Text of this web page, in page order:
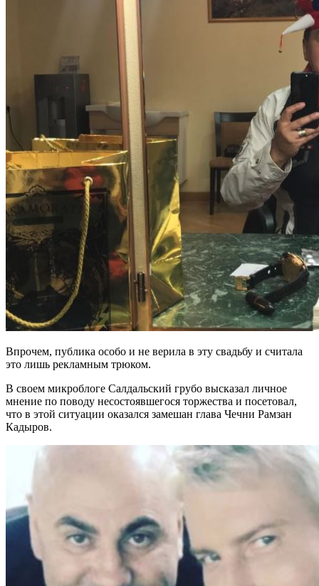
Впрочем, публика особо и не верила в эту свадьбу и считала
это лишь рекламным трюком.
В своем микроблоге Салдальский грубо высказал личное
мнение по поводу несостоявшегося торжества и посетовал,
что в этой ситуации оказался замешан глава Чечни Рамзан
Кадыров.